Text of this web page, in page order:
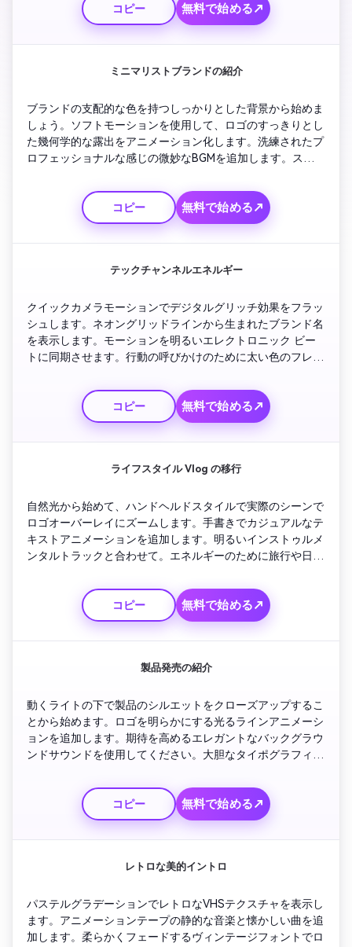
トーンを備えたシグネチャーフェードアウトアニメーション
を示すアウトロクリップで終わります。
コピー 無料で始める↗
ミニマリストブランドの紹介
ブランドの支配的な色を持つしっかりとした背景から始めま
しょう。ソフトモーションを使用して、ロゴのすっきりとし
た幾何学的な露出をアニメーション化します。洗練されたプ
ロフェッショナルな感じの微妙なBGMを追加します。スライ
トロでは、アニメーションが軽いフェードと一致するトーン
で反転し、シームレスな視覚的な流れを作成します。
コピー 無料で始める↗
テックチャンネルエネルギー
クイックカメラモーションでデジタルグリッチ効果をフラッ
シュします。ネオングリッドラインから生まれたブランド名
を表示します。モーションを明るいエレクトロニック ビー
トに同期させます。行動の呼びかけのために太い色のフレー
ションリマインダーを光るテキストで強調表示するループア
ウトロアニメーションで締めくくります。
コピー 無料で始める↗
ライフスタイル Vlog の移行
自然光から始めて、ハンドヘルドスタイルで実際のシーンで
ロゴオーバーレイにズームします。手書きでカジュアルなテ
キストアニメーションを追加します。明るいインストゥルメ
ンタルトラックと合わせて。エネルギーのために旅行や日常
ーな購読メッセージと落ち着いた音楽をフィーチャーしたア
ウトロへのクリーンなフェードで終わります。
コピー 無料で始める↗
製品発売の紹介
動くライトの下で製品のシルエットをクローズアップするこ
とから始めます。ロゴを明らかにする光るラインアニメーシ
ョンを追加します。期待を高めるエレガントなバックグラウ
ンドサウンドを使用してください。大胆なタイポグラフィで
にブランドのキャッチフレーズを点滅させるアウトロで仕上
コピー 無料で始める↗
レトロな美的イントロ
パステルグラデーションでレトロなVHSテクスチャを表示し
ます。アニメーションテープの静的な音楽と懐かしい曲を追
加します。柔らかくフェードするヴィンテージフォントでロ